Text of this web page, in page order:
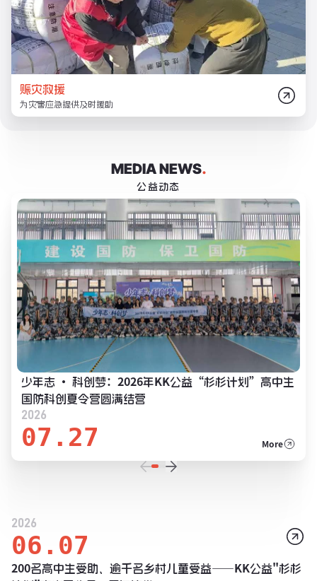
赈灾救援
为灾害应急提供及时援助
MEDIA NEWS.
公益动态
少年志 · 科创梦：2026年KK公益“杉杉计划”高中生
国防科创夏令营圆满结营
2026
07.27 More
2026
06.07
200名高中生受助、逾千名乡村儿童受益——KK公益"杉杉